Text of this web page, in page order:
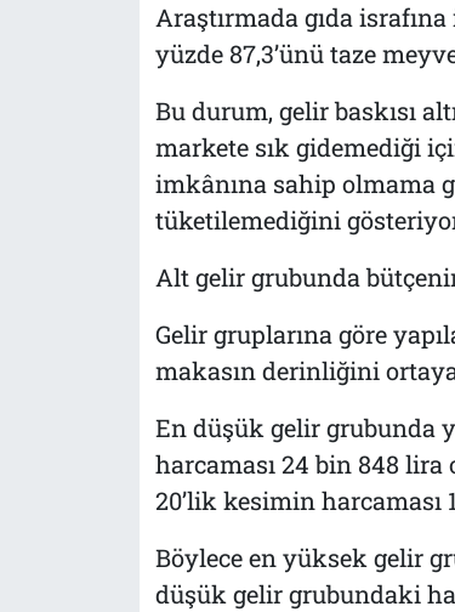
Araştırmada gıda
yüzde 87,3’ünü taze
Bu durum, gelir baskısı
markete sık gidemediği
imkânına sahip olmama
tüketilemediğini
Alt gelir grubunda
Gelir gruplarına göre
makasın derinliğini
En düşük gelir grubunda
harcaması 24 bin 848
20’lik kesimin harcaması
Böylece en yüksek gelir
düşük gelir grubundaki